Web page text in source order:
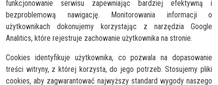
funkcjonowanie serwisu zapewniając bardziej efektywną i
bezproblemową nawigację. Monitorowania informacji o
użytkownikach dokonujemy korzystając z narzędzia Google
Analitics, które rejestruje zachowanie użytkownika na stronie.
Cookies identyfikuje użytkownika, co pozwala na dopasowanie
treści witryny, z której korzysta, do jego potrzeb. Stosujemy pliki
cookies, aby zagwarantować najwyższy standard wygody naszego